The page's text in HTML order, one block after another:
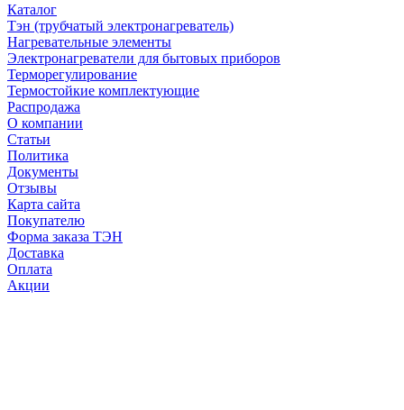
Каталог
Тэн (трубчатый электронагреватель)
Нагревательные элементы
Электронагреватели для бытовых приборов
Терморегулирование
Термостойкие комплектующие
Распродажа
О компании
Статьи
Политика
Документы
Отзывы
Карта сайта
Покупателю
Форма заказа ТЭН
Доставка
Оплата
Акции